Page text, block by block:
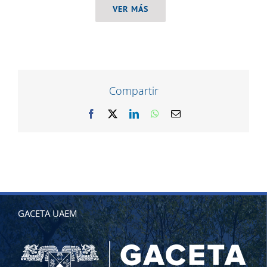
VER MÁS
Compartir
Facebook LinkedInWhatsApp
Correo
GACETA UAEM